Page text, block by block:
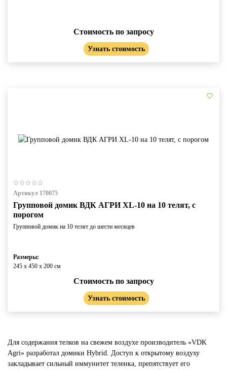
Стоимость по запросу
Узнать стоимость
Артикул 170075
Групповой домик ВДК АГРИ XL-10 на 10 телят, с
порогом
Групповой домик на 10 телят до шести месяцев
Размеры:
245 x 450 x 200 cм
Стоимость по запросу
Узнать стоимость
Для содержания телков на свежем воздухе производитель «VDK
Agri» разработал домики Hybrid. Доступ к открытому воздуху
закладывает сильный иммунитет теленка, препятствует его